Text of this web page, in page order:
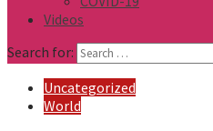
Videos
Search for:
Uncategorized
World